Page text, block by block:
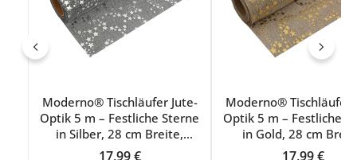
Moderno® Tischläufer Jute-
Optik 5 m – Festliche Sterne
in Silber, 28 cm Breite,
Weihnachtsdeko, Silvester,
Regulärer Preis:
17,99 €
Moderno® Tischläufer
Optik 5 m – Festliche
in Gold, 28 cm
Weihnachtsdeko,
Regulärer
17,99 €